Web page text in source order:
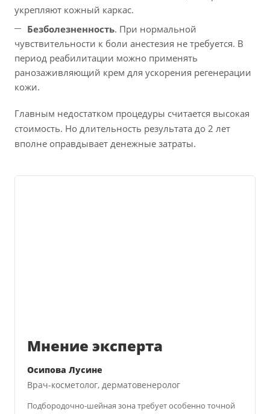
укрепляют кожный каркас.
Безболезненность. При нормальной
чувствительности к боли анестезия не требуется. В
период реабилитации можно применять
ранозаживляющий крем для ускорения регенерации
кожи.
Главным недостатком процедуры считается высокая
стоимость. Но длительность результата до 2 лет
вполне оправдывает денежные затраты.
Мнение эксперта
Осипова Лусине
Врач-косметолог, дерматовенеролог
Подбородочно-шейная зона требует особенно точной